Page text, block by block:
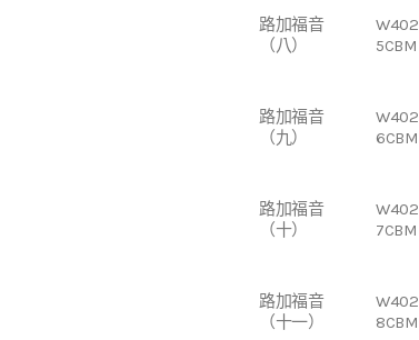
路加福音
（八）
W402
5CBM
路加福音
（九）
W402
6CBM
路加福音
（十）
W402
7CBM
路加福音
（十一）
W402
8CBM